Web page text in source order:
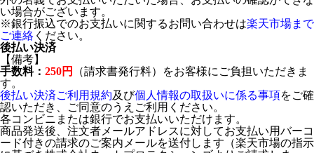
い場合がございます。
※銀行振込でのお支払いに関するお問い合わせは楽天市場まで
ご連絡 ください。
後払い決済
【備考】
手数料： 250円
（請求書発行料）をお客様にご負担いただきま
す。
後払い決済ご利用規約及び個人情報の取扱いに係る事項をご確
認いただき、ご同意のうえご利用ください。
各コンビニまたは銀行でお支払いいただけます。
商品発送後、注文者メールアドレスに対してお支払い用バーコ
ード付きの請求のご案内メールを送付します（楽天市場の指示